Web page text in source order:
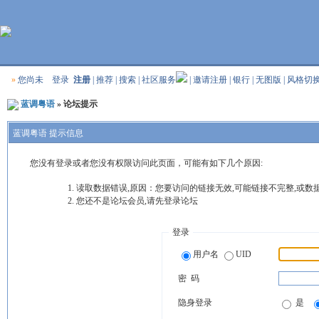
»您尚未 登录 注册| 推荐| 搜索| 社区服务 | 邀请注册| 银行 无图版 风格切
蓝调粤语» 论坛提示
蓝调粤语 提示信息
您没有登录或者您没有权限访问此页面，可能有如下几个原因:
读取数据错误,原因：您要访问的链接无效,可能链接不完整,或数
您还不是论坛会员,请先登录论坛
登录
用户名 UID
密 码
隐身登录 是